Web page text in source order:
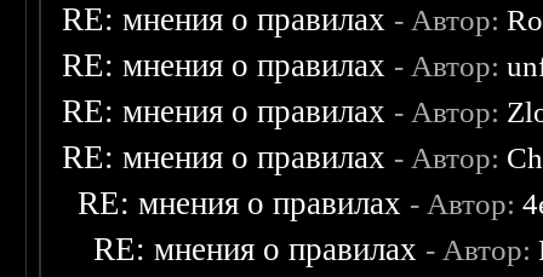
RE: мнения о правилах - Автор:
RE: мнения о правилах - Автор:
RE: мнения о правилах - Автор:
RE: мнения о правилах - Автор:
RE: мнения о правилах - Автор:
RE: мнения о правилах - Автор: